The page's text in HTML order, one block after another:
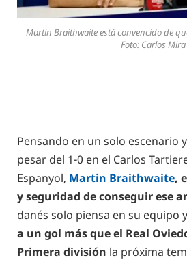
Martin Braithwaite está convencido de
Foto: Carlos Mira
Pensando en un solo escenario
pesar del 1-0 en el Carlos
Espanyol, Martin Braithwaite,
y seguridad de conseguir ese
danés solo piensa en su equipo
a un gol más que el Real
Primera división la próxima